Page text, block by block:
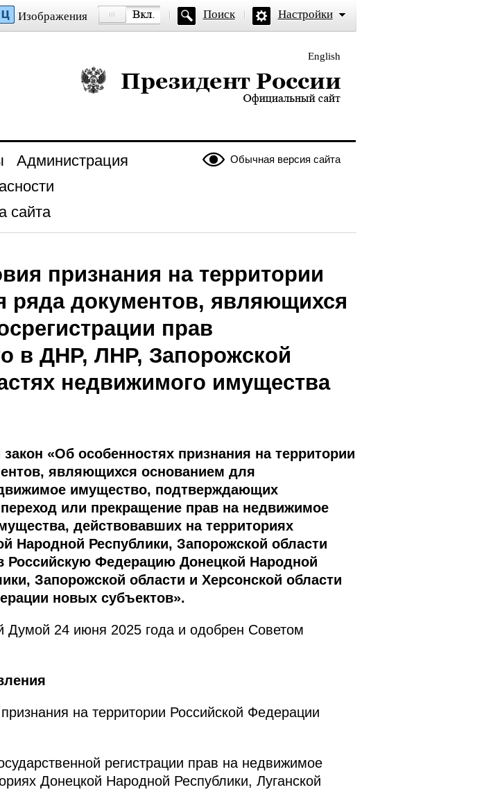
Изображения Поиск Настройки
English
Президент России — официальный сайт
Обычная версия сайта
Администрация
сайта
признания на территории
ряда документов, являющихся
прав
в ДНР, ЛНР, Запорожской
недвижимого имущества
«Об особенностях признания на территории
являющихся основанием для
имущество, подтверждающих
или прекращение прав на недвижимое
действовавших на территориях
Народной Республики, Запорожской области
Российскую Федерацию Донецкой Народной
Запорожской области и Херсонской области
новых субъектов».
Думой 24 июня 2025 года и одобрен Советом
на территории Российской Федерации
регистрации прав на недвижимое
Донецкой Народной Республики, Луганской